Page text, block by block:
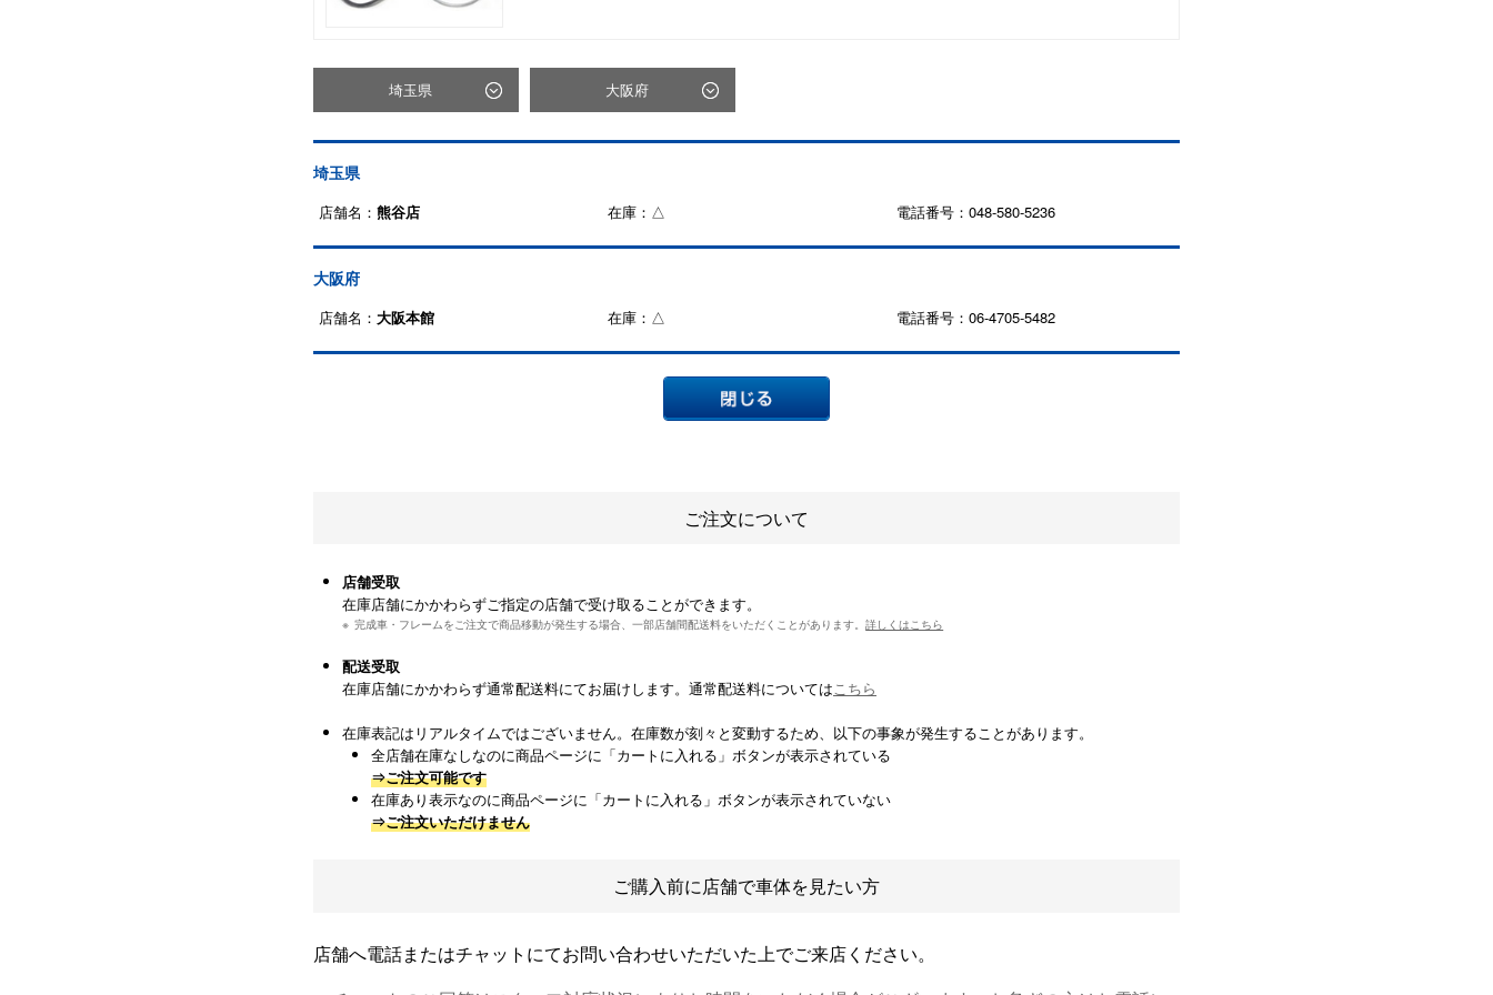
埼玉県 大阪府
埼玉県
店舗名： 熊谷店 在庫：△ 電話番号：048-580-5236
大阪府
店舗名： 大阪本館 在庫：△ 電話番号：06-4705-5482
ご注文について
店舗受取
在庫店舗にかかわらずご指定の店舗で受け取ることができます。
完成車・フレームをご注文で商品移動が発生する場合、一部店舗間配送料をいただくことがあります。詳しくはこちら
配送受取
在庫店舗にかかわらず通常配送料にてお届けします。通常配送料についてはこちら
在庫表記はリアルタイムではございません。在庫数が刻々と変動するため、以下の事象が発生することがあります。
全店舗在庫なしなのに商品ページに「カートに入れる」ボタンが表示されている
⇒ご注文可能です
在庫あり表示なのに商品ページに「カートに入れる」ボタンが表示されていない
⇒ご注文いただけません
ご購入前に店舗で車体を見たい方
店舗へ電話またはチャットにてお問い合わせいただいた上でご来店ください。